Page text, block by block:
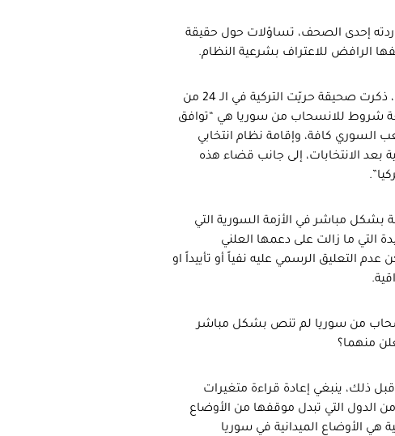
إحدى الصحف، تساؤلات حول حقيقة
الرافض للاعتراف بشرعية النظام.
ففي ما بدا رداً على المبعوث الروسي لسوريا ألكسندر لافنرنتييف، ذكرت صحيقة حريّت التركية في الـ 24 من
شروط للانسحاب من سوريا هي “توافق
السوري كافة، وإقامة نظام انتخابي
الانتخابات، إلى جانب قضاء هذه
بشكل مباشر في الأزمة السورية التي
التي ما زالت على دعمها العلني
التعليق الرسمي عليه نفياً أو تأييداً او
من سوريا لم تنص بشكل مباشر
منهما؟
ذلك، ينبغي إعادة قراءة متغيرات
الدول التي تبدل موقفها من الأوضاع
معايير أساسية هي الأوضاع الميدانية في سوريا